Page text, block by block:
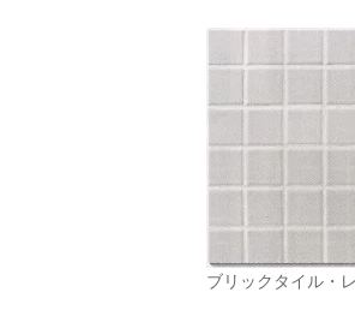
ブリックタイル・